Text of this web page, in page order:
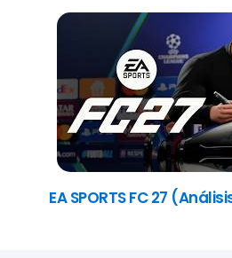
EA SPORTS FC 27